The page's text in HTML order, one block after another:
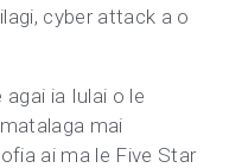
cyber attack a o
ia Iulai o le
mai
ai ma le Five Star